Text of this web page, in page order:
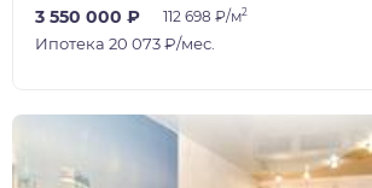
3 550 000 ₽
112 698 ₽/м2
Ипотека 20 073 ₽/мес.